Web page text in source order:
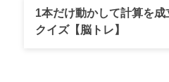
1本だけ動かして計算を
クイズ【脳トレ】